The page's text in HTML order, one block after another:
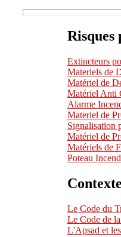
Risques
Extincteurs
Materiels de
Matériel de
Matériel Anti
Alarme
Materiel de
Signalisation
Matériel de
Matériels de
Poteau
Le Code du
Le Code de
L'Apsad et